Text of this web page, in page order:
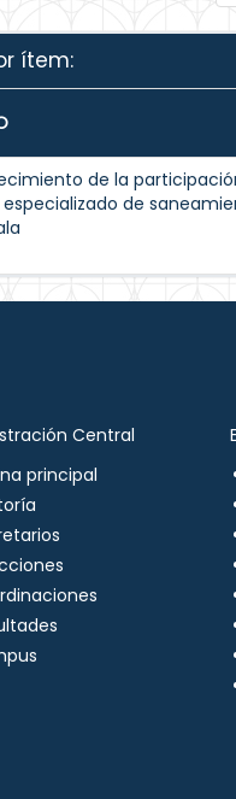
ítem:
de la
de
Central
principal